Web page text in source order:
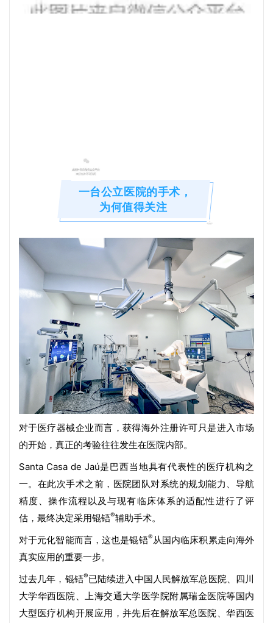
一台公立医院的手术，
为何值得关注
对于医疗器械企业而言，获得海外注册许可只是进入市场
的开始，真正的考验往往发生在医院内部。
Santa Casa de Jaú是巴西当地具有代表性的医疗机构之
一。在此次手术之前，医院团队对系统的规划能力、导航
精度、操作流程以及与现有临床体系的适配性进行了评
估，最终决定采用锟铻®辅助手术。
对于元化智能而言，这也是锟铻® 从国内临床积累走向海外
真实应用的重要一步。
过去几年，锟铻®已陆续进入中国人民解放军总医院、四川
大学华西医院、上海交通大学医学院附属瑞金医院等国内
大型医疗机构开展应用，并先后在解放军总医院、华西医